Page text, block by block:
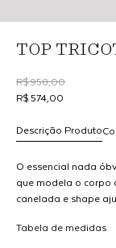
TOP
R$ 958,00
R$ 574,00
Descrição Produto
O essencial nada
que modela o corpo
canelada e shape
sozinho como
Tabela de medidas